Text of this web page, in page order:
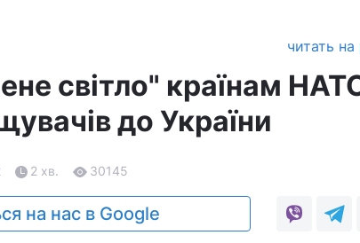
читать
світло" країнам
до України
2 хв. 30145
на нас в Google